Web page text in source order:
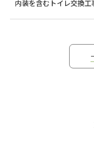
内装を含むトイレ交換工